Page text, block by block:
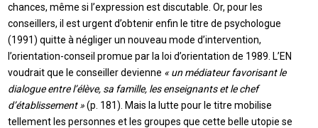
chances, même si l’expression est discutable. Or, pour les
conseillers, il est urgent d’obtenir enfin le titre de psychologue
(1991) quitte à négliger un nouveau mode d’intervention,
l’orientation-conseil promue par la loi d’orientation de 1989. L’EN
voudrait que le conseiller devienne « un médiateur favorisant le
dialogue entre l’élève, sa famille, les enseignants et le chef
d’établissement »(p. 181). Mais la lutte pour le titre mobilise
tellement les personnes et les groupes que cette belle utopie se